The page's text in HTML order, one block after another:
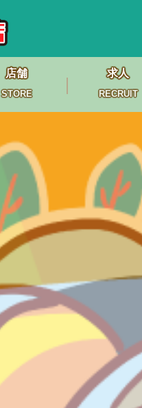
店舗
STORE
求人
RECRUIT